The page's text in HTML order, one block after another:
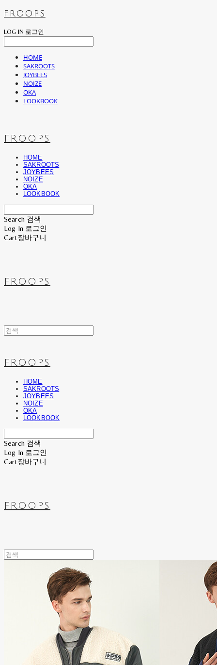
FROOPS
LOG IN 로그인
HOME
SAKROOTS
JOYBEES
NOIZE
OKA
LOOKBOOK
FROOPS
HOME
SAKROOTS
JOYBEES
NOIZE
OKA
LOOKBOOK
Search 검색
Log In 로그인
Cart장바구니
FROOPS
FROOPS
HOME
SAKROOTS
JOYBEES
NOIZE
OKA
LOOKBOOK
Search 검색
Log In 로그인
Cart장바구니
FROOPS